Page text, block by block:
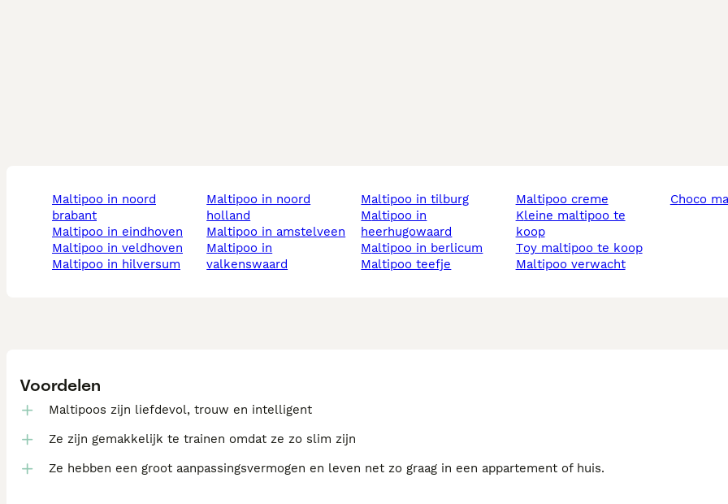
maltipoo in noord
brabant
maltipoo in eindhoven
maltipoo in veldhoven
maltipoo in hilversum
maltipoo in noord
holland
maltipoo in amstelveen
maltipoo in
valkenswaard
maltipoo in tilburg
maltipoo in
heerhugowaard
maltipoo in berlicum
maltipoo teefje
maltipoo creme
kleine maltipoo te
koop
toy maltipoo te koop
maltipoo verwacht
choco
Voordelen
Maltipoos zijn liefdevol, trouw en intelligent
Ze zijn gemakkelijk te trainen omdat ze zo slim zijn
Ze hebben een groot aanpassingsvermogen en leven net zo graag in een appartement of huis.